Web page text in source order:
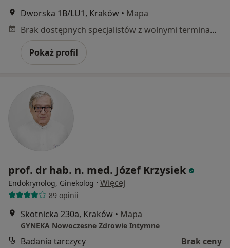
Dworska 1B/LU1, Kraków • Mapa
Brak dostępnych specjalistów z wolnymi terminami w tym centrum medycznym.
Pokaż profil
prof. dr hab. n. med. Józef Krzysiek
Endokrynolog, Ginekolog · Więcej
89 opinii
Skotnicka 230a, Kraków • Mapa
GYNEKA Nowoczesne Zdrowie Intymne
Badania tarczycy
Brak ceny